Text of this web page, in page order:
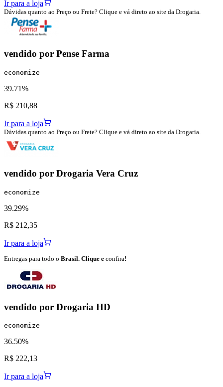
Ir para a loja
Dúvidas quanto ao Preço ou Frete? Clique e vá direto ao site da Drogaria.
vendido por Pense Farma
economize
39.71%
R$ 210,88
Ir para a loja
Dúvidas quanto ao Preço ou Frete? Clique e vá direto ao site da Drogaria.
vendido por Drogaria Vera Cruz
economize
39.29%
R$ 212,35
Ir para a loja
Entregas para todo o Brasil. Clique e confira!
vendido por Drogaria HD
economize
36.50%
R$ 222,13
Ir para a loja